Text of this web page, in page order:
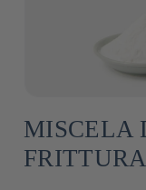
MISCELA